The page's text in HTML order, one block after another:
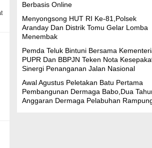
Berbasis Online
Menyongsong HUT RI Ke-81,Polsek
Aranday Dan Distrik Tomu Gelar Lomba
Menembak
Pemda Teluk Bintuni Bersama
PUPR Dan BBPJN Teken Nota
Sinergi Penanganan Jalan Nasional
Awal Agustus Peletakan Batu Pertama
Pembangunan Dermaga Babo,Dua
Anggaran Dermaga Pelabuhan